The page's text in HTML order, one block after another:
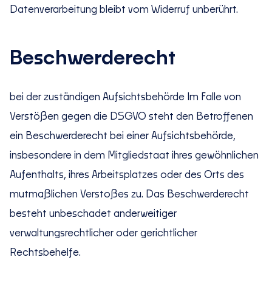
Datenverarbeitung bleibt vom Widerruf unberührt.
Beschwerderecht
bei der zuständigen Aufsichtsbehörde Im Falle von
Verstößen gegen die DSGVO steht den Betroffenen
ein Beschwerderecht bei einer Aufsichtsbehörde,
insbesondere in dem Mitgliedstaat ihres gewöhnlichen
Aufenthalts, ihres Arbeitsplatzes oder des Orts des
mutmaßlichen Verstoßes zu. Das Beschwerderecht
besteht unbeschadet anderweitiger
verwaltungsrechtlicher oder gerichtlicher
Rechtsbehelfe.